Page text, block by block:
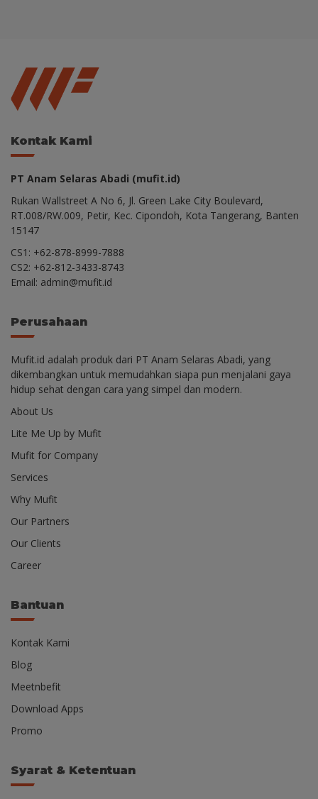
Kontak Kami
PT Anam Selaras Abadi (mufit.id)
Rukan Wallstreet A No 6, Jl. Green Lake City Boulevard,
RT.008/RW.009, Petir, Kec. Cipondoh, Kota Tangerang, Banten
15147
CS1: +62-878-8999-7888
CS2: +62-812-3433-8743
Email: admin@mufit.id
Perusahaan
Mufit.id adalah produk dari PT Anam Selaras Abadi, yang
dikembangkan untuk memudahkan siapa pun menjalani gaya
hidup sehat dengan cara yang simpel dan modern.
About Us
Lite Me Up by Mufit
Mufit for Company
Services
Why Mufit
Our Partners
Our Clients
Career
Bantuan
Kontak Kami
Blog
Meetnbefit
Download Apps
Promo
Syarat & Ketentuan